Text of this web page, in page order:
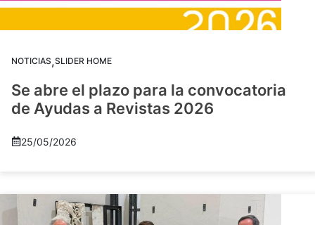
NOTICIAS,SLIDER HOME
Se abre el plazo para la convocatoria
de Ayudas a Revistas 2026
25/05/2026